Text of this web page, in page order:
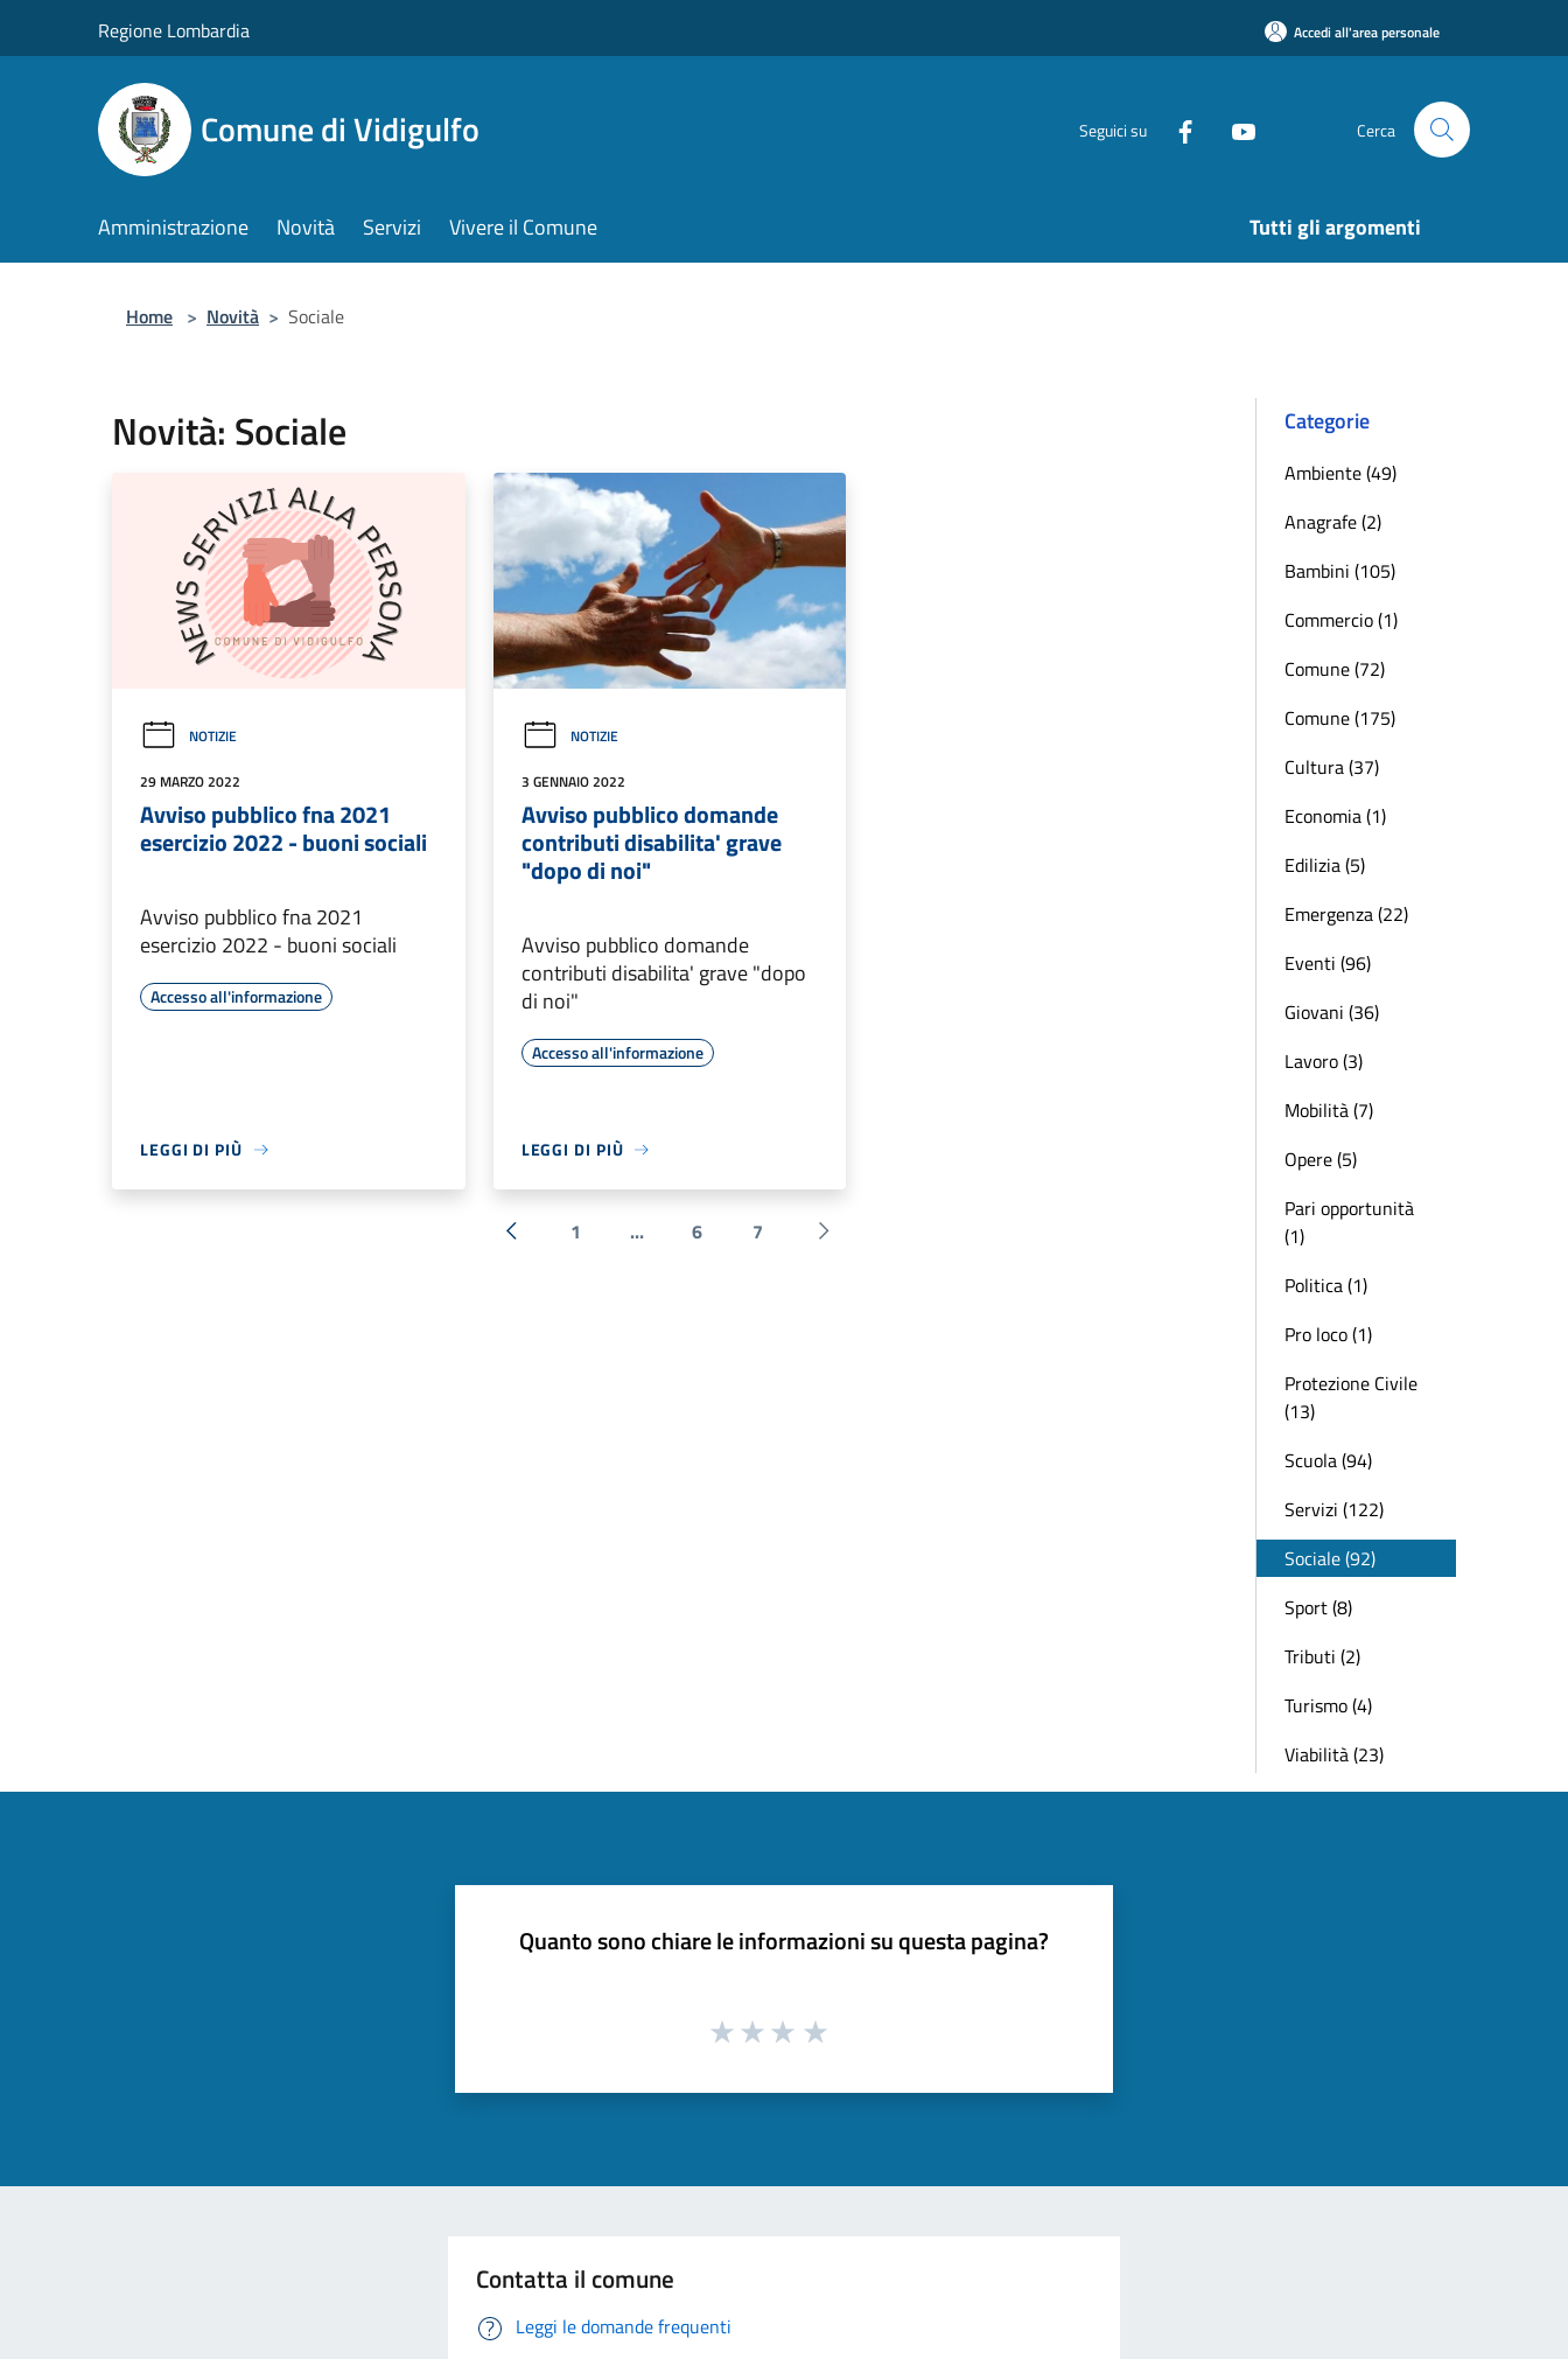
Regione Lombardia Accedi all'area personale
Comune di Vidigulfo Seguici su Cerca
Amministrazione Novità Servizi Vivere il Comune Tutti gli argomenti
Home > Novità > Sociale
Novità: Sociale
NOTIZIE
29 MARZO 2022
Avviso pubblico fna 2021
esercizio 2022 - buoni sociali
Avviso pubblico fna 2021
esercizio 2022 - buoni sociali
Accesso all'informazione
LEGGI DI PIÙ
NOTIZIE
3 GENNAIO 2022
Avviso pubblico domande
contributi disabilita' grave
"dopo di noi"
Avviso pubblico domande
contributi disabilita' grave "dopo
di noi"
Accesso all'informazione
LEGGI DI PIÙ
« Precedente
1 ... 6 7
Successiva »
Categorie
Ambiente (49)
Anagrafe (2)
Bambini (105)
Commercio (1)
Comune (72)
Comune (175)
Cultura (37)
Economia (1)
Edilizia (5)
Emergenza (22)
Eventi (96)
Giovani (36)
Lavoro (3)
Mobilità (7)
Opere (5)
Pari opportunità
(1)
Politica (1)
Pro loco (1)
Protezione Civile
(13)
Scuola (94)
Servizi (122)
Sociale (92)
Sport (8)
Tributi (2)
Turismo (4)
Viabilità (23)
Quanto sono chiare le informazioni su questa pagina?
Contatta il comune
Leggi le domande frequenti